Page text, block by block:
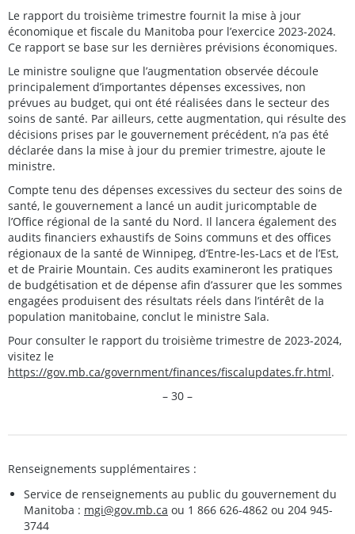
Le rapport du troisième trimestre fournit la mise à jour
économique et fiscale du Manitoba pour l’exercice 2023-2024.
Ce rapport se base sur les dernières prévisions économiques.
Le ministre souligne que l’augmentation observée découle
principalement d’importantes dépenses excessives, non
prévues au budget, qui ont été réalisées dans le secteur des
soins de santé. Par ailleurs, cette augmentation, qui résulte des
décisions prises par le gouvernement précédent, n’a pas été
déclarée dans la mise à jour du premier trimestre, ajoute le
ministre.
Compte tenu des dépenses excessives du secteur des soins de
santé, le gouvernement a lancé un audit juricomptable de
l’Office régional de la santé du Nord. Il lancera également des
audits financiers exhaustifs de Soins communs et des offices
régionaux de la santé de Winnipeg, d’Entre-les-Lacs et de l’Est,
et de Prairie Mountain. Ces audits examineront les pratiques
de budgétisation et de dépense afin d’assurer que les sommes
engagées produisent des résultats réels dans l’intérêt de la
population manitobaine, conclut le ministre Sala.
Pour consulter le rapport du troisième trimestre de 2023-2024,
visitez le
https://gov.mb.ca/government/finances/fiscalupdates.fr.html.
– 30 –
Renseignements supplémentaires :
Service de renseignements au public du gouvernement du
Manitoba : mgi@gov.mb.ca ou 1 866 626-4862 ou 204 945-
3744